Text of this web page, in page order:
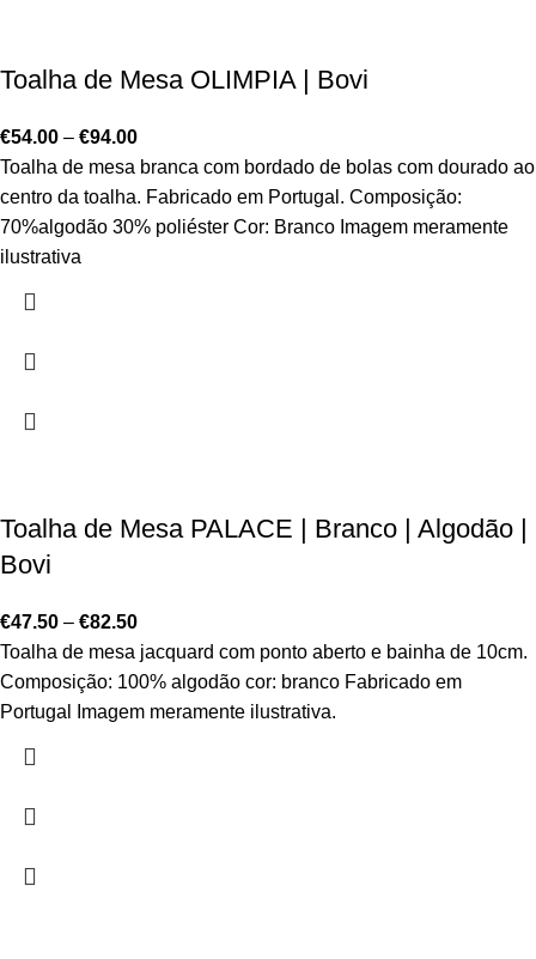
Toalha de Mesa OLIMPIA | Bovi
€54.00 – €94.00
Toalha de mesa branca com bordado de bolas com dourado ao
centro da toalha. Fabricado em Portugal. Composição:
70%algodão 30% poliéster Cor: Branco Imagem meramente
ilustrativa
Toalha de Mesa PALACE | Branco | Algodão |
Bovi
€47.50 – €82.50
Toalha de mesa jacquard com ponto aberto e bainha de 10cm.
Composição: 100% algodão cor: branco Fabricado em
Portugal Imagem meramente ilustrativa.